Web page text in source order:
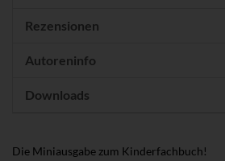
Rezensionen
Autoreninfo
Downloads
Die Miniausgabe zum Kinderfachbuch!